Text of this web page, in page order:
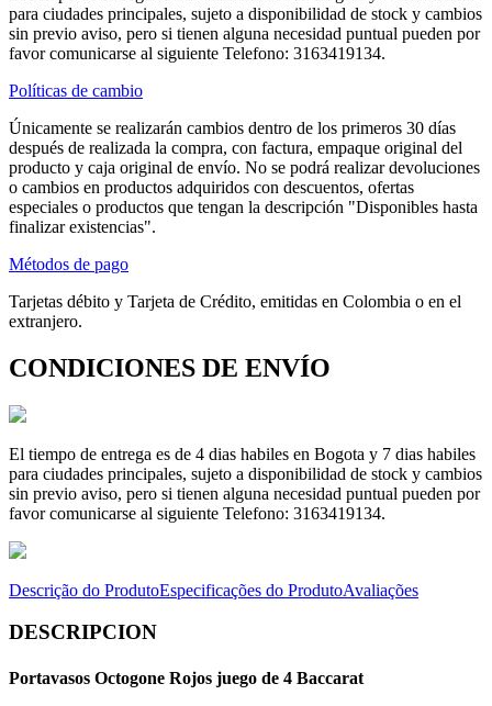
para ciudades principales, sujeto a disponibilidad de stock y cambios
sin previo aviso, pero si tienen alguna necesidad puntual pueden por
favor comunicarse al siguiente Telefono: 3163419134.
Políticas de cambio
Únicamente se realizarán cambios dentro de los primeros 30 días
después de realizada la compra, con factura, empaque original del
producto y caja original de envío. No se podrá realizar devoluciones
o cambios en productos adquiridos con descuentos, ofertas
especiales o productos que tengan la descripción "Disponibles hasta
finalizar existencias".
Métodos de pago
Tarjetas débito y Tarjeta de Crédito, emitidas en Colombia o en el
extranjero.
CONDICIONES DE ENVÍO
El tiempo de entrega es de 4 dias habiles en Bogota y 7 dias habiles
para ciudades principales, sujeto a disponibilidad de stock y cambios
sin previo aviso, pero si tienen alguna necesidad puntual pueden por
favor comunicarse al siguiente Telefono: 3163419134.
Descrição do ProdutoEspecificações do ProdutoAvaliações
DESCRIPCION
Portavasos Octogone Rojos juego de 4 Baccarat